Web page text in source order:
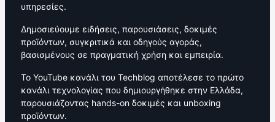
υπηρεσίες.
Δημοσιεύουμε ειδήσεις, παρουσιάσεις, δοκιμές
προϊόντων, συγκριτικά και οδηγούς αγοράς,
βασισμένους σε πραγματική χρήση και εμπειρία.
Το YouTube κανάλι του Techblog αποτέλεσε το πρώτο
κανάλι τεχνολογίας που δημιουργήθηκε στην Ελλάδα,
παρουσιάζοντας hands-on δοκιμές και unboxing
προϊόντων.